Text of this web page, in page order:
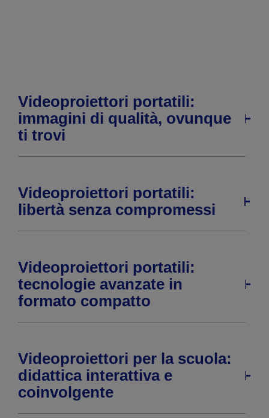
Videoproiettori portatili:
immagini di qualità, ovunque
ti trovi
Videoproiettori portatili:
libertà senza compromessi
Videoproiettori portatili:
tecnologie avanzate in
formato compatto
Videoproiettori per la scuola:
didattica interattiva e
coinvolgente